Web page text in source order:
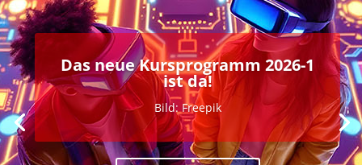
Das neue Kursprogramm 2026-1
ist da!
Bild: Freepik
MINT-Arena: Techniktraining
für Sportfans
Bild: ChatGPT